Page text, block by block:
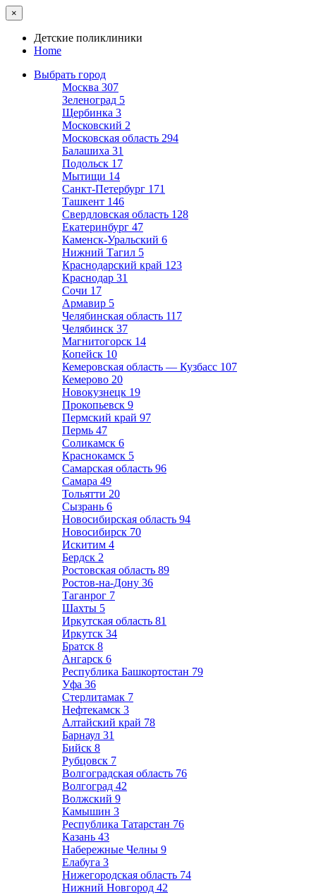
×
Детские поликлиники
Home
Выбрать город
Москва 307
Зеленоград 5
Щербинка 3
Московский 2
Московская область 294
Балашиха 31
Подольск 17
Мытищи 14
Санкт-Петербург 171
Ташкент 146
Свердловская область 128
Екатеринбург 47
Каменск-Уральский 6
Нижний Тагил 5
Краснодарский край 123
Краснодар 31
Сочи 17
Армавир 5
Челябинская область 117
Челябинск 37
Магнитогорск 14
Копейск 10
Кемеровская область — Кузбасс 107
Кемерово 20
Новокузнецк 19
Прокопьевск 9
Пермский край 97
Пермь 47
Соликамск 6
Краснокамск 5
Самарская область 96
Самара 49
Тольятти 20
Сызрань 6
Новосибирская область 94
Новосибирск 70
Искитим 4
Бердск 2
Ростовская область 89
Ростов-на-Дону 36
Таганрог 7
Шахты 5
Иркутская область 81
Иркутск 34
Братск 8
Ангарск 6
Республика Башкортостан 79
Уфа 36
Стерлитамак 7
Нефтекамск 3
Алтайский край 78
Барнаул 31
Бийск 8
Рубцовск 7
Волгоградская область 76
Волгоград 42
Волжский 9
Камышин 3
Республика Татарстан 76
Казань 43
Набережные Челны 9
Елабуга 3
Нижегородская область 74
Нижний Новгород 42